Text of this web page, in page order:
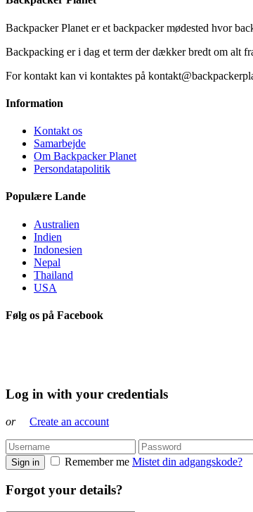
Backpacker Planet er et backpacker mødested hvor
Backpacking er i dag et term der dækker bredt om alt
For kontakt kan vi kontaktes på
Information
Kontakt os
Samarbejde
Om Backpacker Planet
Persondatapolitik
Populære Lande
Australien
Indien
Indonesien
Nepal
Thailand
USA
Følg os på Facebook
Log in with your credentials
or Create an account
Sign in Remember me Mistet din adgangskode?
Forgot your details?